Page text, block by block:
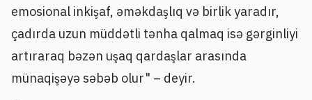
emosional inkişaf, əməkdaşlıq və birlik yaradır,
çadırda uzun müddətli tənha qalmaq isə gərginliyi
artıraraq bəzən uşaq qardaşlar arasında
münaqişəyə səbəb olur" – deyir.